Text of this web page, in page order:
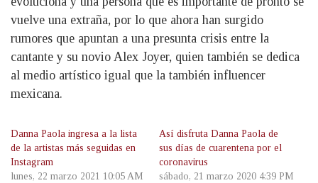
vuelve una extraña, por lo que ahora han surgido
rumores que apuntan a una presunta crisis entre la
cantante y su novio Alex Joyer, quien también se dedica
al medio artístico igual que la también influencer
mexicana.
Danna Paola ingresa a la lista
de la artistas más seguidas en
Instagram
lunes, 22 marzo 2021 10:05 AM
Así disfruta Danna Paola de
sus días de cuarentena por el
coronavirus
sábado, 21 marzo 2020 4:39 PM